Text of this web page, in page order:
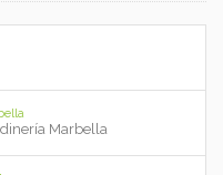
Marbella